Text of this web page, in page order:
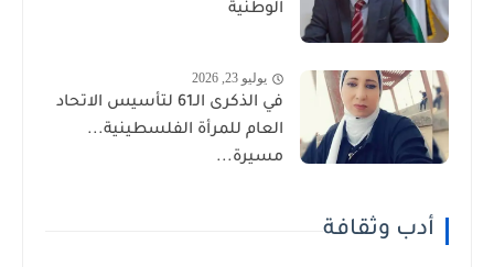
الوطنية
يوليو 23, 2026
في الذكرى الـ61 لتأسيس الاتحاد
العام للمرأة الفلسطينية...
مسيرة...
أدب وثقافة